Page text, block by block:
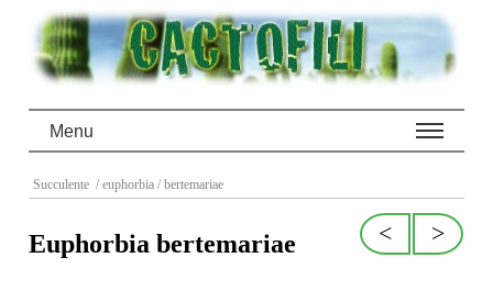
Menu
Succulente / euphorbia / bertemariae
>
<
Euphorbia bertemariae